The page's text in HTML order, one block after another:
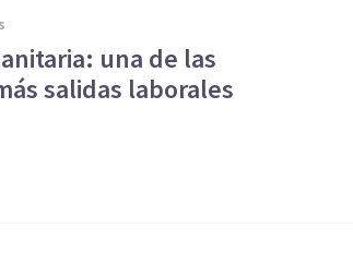
una de las
salidas laborales